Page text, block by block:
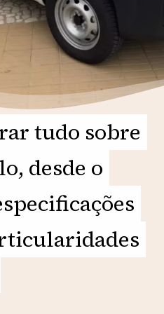
tudo sobre
desde o
tudo sobre
desde o